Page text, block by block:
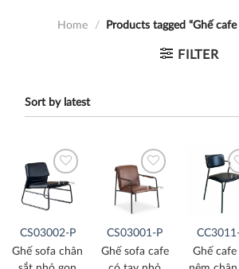
Home / Products tagged “Ghế
FILTER
Thích
CS03002-P
Ghế sofa chân
Thích
CS03001-P
Ghế sofa cafe
Ghế cafe